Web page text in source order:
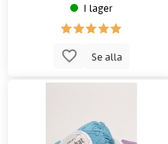
I lager
Se alla